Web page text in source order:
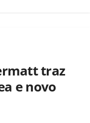
traz
e novo